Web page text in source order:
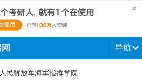
导航